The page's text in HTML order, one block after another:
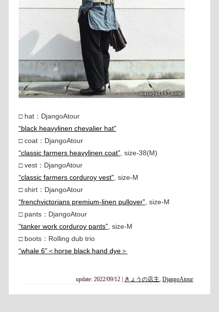
□ hat：DjangoAtour
“black heavylinen chevalier hat”
□ coat：DjangoAtour
“classic farmers heavylinen coat”, size-38(M)
□ vest：DjangoAtour
“classic farmers corduroy vest”, size-M
□ shirt：DjangoAtour
“frenchvictorians premium-linen pullover”, size-M
□ pants：DjangoAtour
“tanker work corduroy pants”, size-M
□ boots：Rolling dub trio
“whale 6”＜horse black hand dye＞
update: 2022/09/12 | きょうの店主 ,DjangoAtour